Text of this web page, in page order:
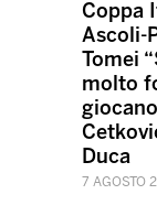
Coppa
Ascoli-
Tomei
molto
Duca
7 AGOSTO